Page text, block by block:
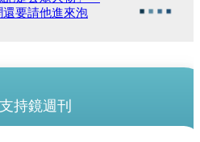
要請他進來泡
支持鏡週刊